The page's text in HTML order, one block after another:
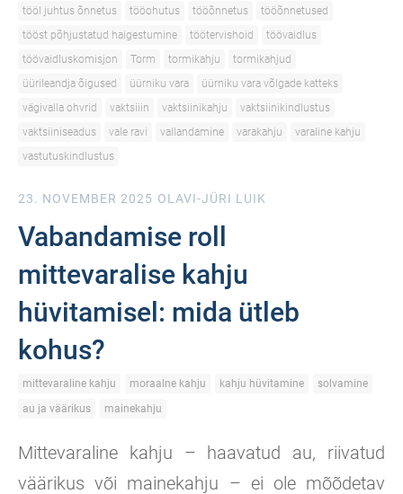
tööl juhtus õnnetus
tööohutus tööõnnetus
tööõnnetused
tööst põhjustatud haigestumine
töötervishoid
töövaidlus
töövaidluskomisjon
Torm tormikahju
tormikahjud
üürileandja õigused
üürniku vara
üürniku vara võlgade katteks
vägivalla ohvrid
vaktsiiin vaktsiinikahju
vaktsiinikindlustus
vaktsiiniseadus
vale ravi vallandamine varakahju
varaline kahju
vastutuskindlustus
23. NOVEMBER 2025 OLAVI-JÜRI LUIK
Vabandamise roll
mittevaralise kahju
hüvitamisel: mida ütleb
kohus?
mittevaraline kahju moraalne kahju kahju hüvitamine
solvamine
au ja väärikus
mainekahju
Mittevaraline kahju – haavatud au, riivatud
väärikus või mainekahju – ei ole mõõdetav